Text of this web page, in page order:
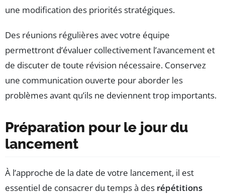
une modification des priorités stratégiques.
Des réunions régulières avec votre équipe
permettront d’évaluer collectivement l’avancement et
de discuter de toute révision nécessaire. Conservez
une communication ouverte pour aborder les
problèmes avant qu’ils ne deviennent trop importants.
Préparation pour le jour du
lancement
À l’approche de la date de votre lancement, il est
essentiel de consacrer du temps à des répétitions